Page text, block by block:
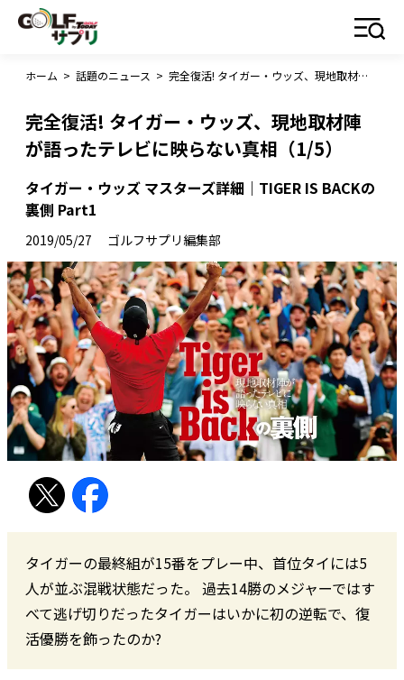
ホーム > 話題のニュース > 完全復活! タイガー・ウッズ、現地取材陣が語ったテレビに映らない真相（1/5）
完全復活! タイガー・ウッズ、現地取材陣
が語ったテレビに映らない真相（1/5）
タイガー・ウッズ マスターズ詳細｜TIGER IS BACKの
裏側 Part1
2019/05/27 ゴルフサプリ編集部
タイガーの最終組が15番をプレー中、首位タイには5
人が並ぶ混戦状態だった。 過去14勝のメジャーではす
べて逃げ切りだったタイガーはいかに初の逆転で、復
活優勝を飾ったのか?